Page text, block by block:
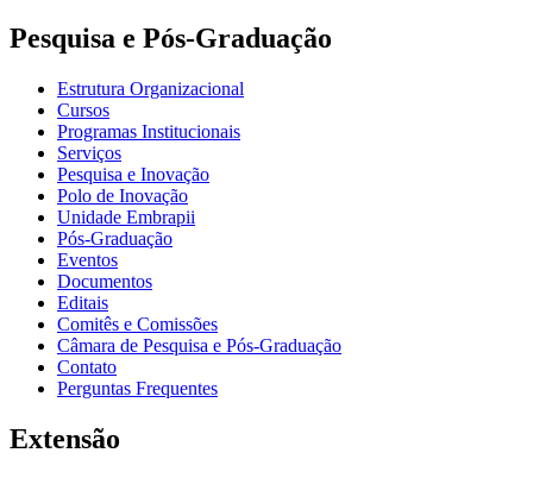
Pesquisa e Pós-Graduação
Estrutura Organizacional
Cursos
Programas Institucionais
Serviços
Pesquisa e Inovação
Polo de Inovação
Unidade Embrapii
Pós-Graduação
Eventos
Documentos
Editais
Comitês e Comissões
Câmara de Pesquisa e Pós-Graduação
Contato
Perguntas Frequentes
Extensão